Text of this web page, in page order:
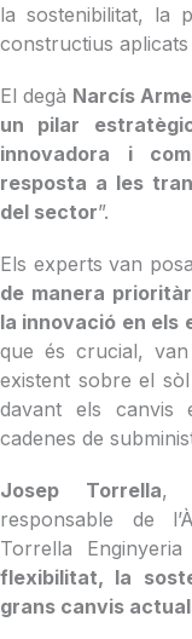
la sostenibilitat, la
constructius
El degà Narcís
un pilar
innovadora i
resposta a les
del sector”.
Els experts van
de manera
la innovació en els
que és crucial,
existent sobre el
davant els canvis
cadenes de
Josep Torrella,
responsable de
Torrella
flexibilitat, la
grans canvis